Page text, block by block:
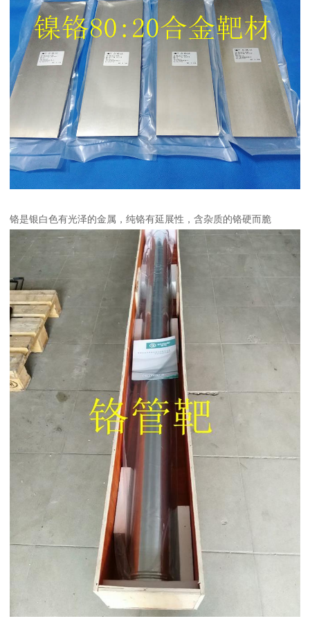
铬是银白色有光泽的金属，纯铬有延展性，含杂质的铬硬而脆